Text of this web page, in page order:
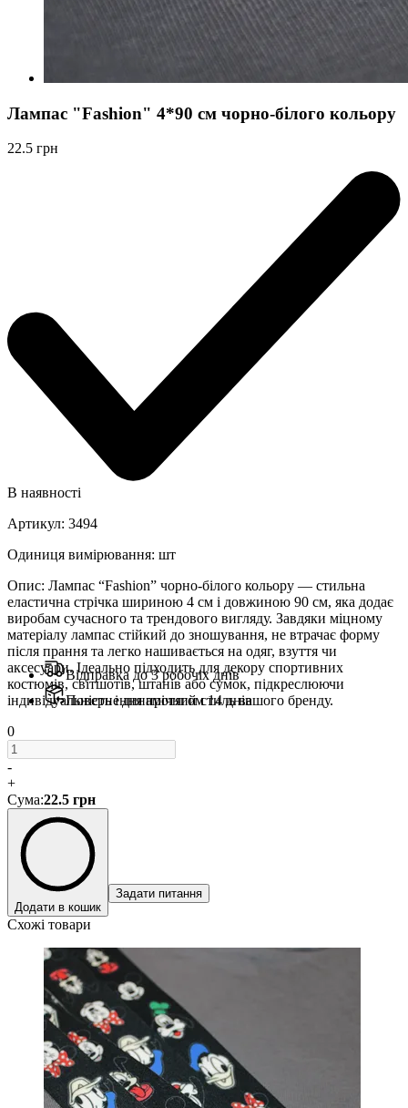
Лампас "Fashion" 4*90 см чорно-білого кольору
22.5 грн
В наявності
Артикул: 3494
Одиниця вимірювання: шт
Опис: Лампас “Fashion” чорно-білого кольору — стильна
еластична стрічка шириною 4 см і довжиною 90 см, яка додає
виробам сучасного та трендового вигляду. Завдяки міцному
матеріалу лампас стійкий до зношування, не втрачає форму
після прання та легко нашивається на одяг, взуття чи
аксесуари. Ідеально підходить для декору спортивних
костюмів, світшотів, штанів або сумок, підкреслюючи
індивідуальність і динамічний стиль вашого бренду.
Відправка до 3 робочіх днів
Повернення протягом 14 днів
0
-
+
Сума:22.5 грн
Додати в кошик
Задати питання
Схожі товари